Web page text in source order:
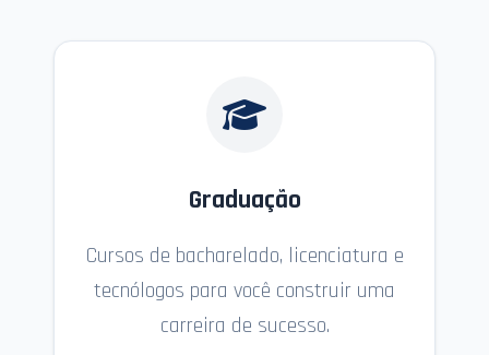
Graduação
Cursos de bacharelado, licenciatura e
tecnólogos para você construir uma
carreira de sucesso.